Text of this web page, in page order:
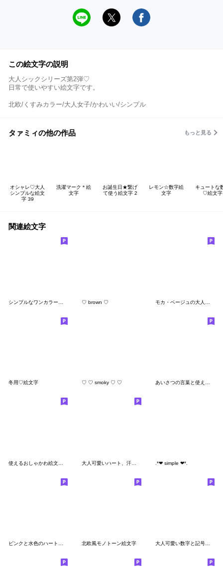
この絵文字の説明
大人シックシリーズ第2弾♡
日常で使いやすい絵文字です。
北欧/くすみカラー/大人女子/かわいい/シンプル
タァミィの他の作品 もっと見る
オシャレ♡大人
シンプルな絵文
字 39
洗濯マーク＊絵
文字
お誕生日★繋げ
て使う絵文字 2
レモン☆数字絵
文字
キュートな
♡絵文字
関連絵文字
♡ brown ♡
冬用♡絵文字 ♡ ♡ smoky ♡ ♡ あいさつの言葉と使える絵文字たち
.*❤︎ simple ❤︎*.
北欧風モノトーン絵文字 大人可愛い数字と記号の絵文字